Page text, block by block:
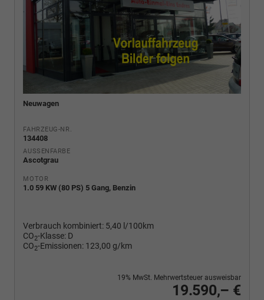
Neuwagen
FAHRZEUG-NR.
134408
AUSSENFARBE
Ascotgrau
MOTOR
1.0 59 KW (80 PS) 5 Gang, Benzin
Verbrauch kombiniert: 5,40 l/100km
CO2-Klasse: D
CO2-Emissionen: 123,00 g/km
19.590,– €
19% MwSt. Mehrwertsteuer ausweisbar